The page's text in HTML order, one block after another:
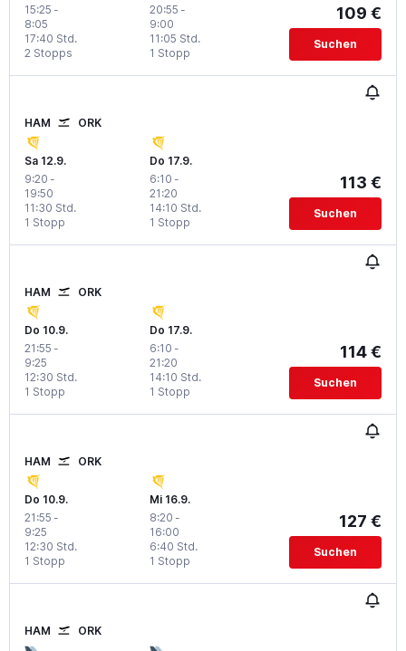
15:25 -
8:05
2 Stopps
17:40 Std.
20:55 -
9:00
1 Stopp
11:05 Std.
109 €
Suchen
HAM ORK
Sa 12.9.
9:20 -
19:50
1 Stopp
11:30 Std.
Do 17.9.
6:10 -
21:20
1 Stopp
14:10 Std.
113 €
Suchen
HAM ORK
Do 10.9.
21:55 -
9:25
1 Stopp
12:30 Std.
Do 17.9.
6:10 -
21:20
1 Stopp
14:10 Std.
114 €
Suchen
HAM ORK
Do 10.9.
21:55 -
9:25
1 Stopp
12:30 Std.
Mi 16.9.
8:20 -
16:00
1 Stopp
6:40 Std.
127 €
Suchen
HAM ORK